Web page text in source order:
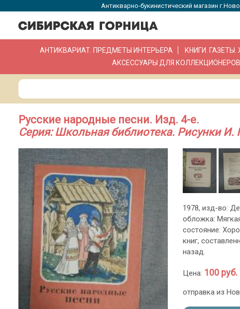
Антикварно-букинистический магазин
АНТИКВАРИАТ. ПРЕДМЕТЫ ИНТЕРЬЕРА КНИГИ.
АКСЕССУАРЫ ДЛЯ КОЛЛЕКЦИОНЕРОВ
Русские народные песни. Изд. 4-е.
Серия: Школьная библиотека. Рисунки И.
1978, изд-во:
обложка:
состояние:
книг,
назад.
Цена: 100 руб.
отправка из